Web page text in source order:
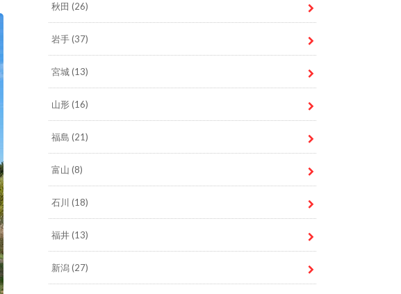
秋田 (26)
岩手(37)
宮城(13)
山形(16)
福島 (21)
富山 (8)
石川 (18)
福井(13)
新潟(27)